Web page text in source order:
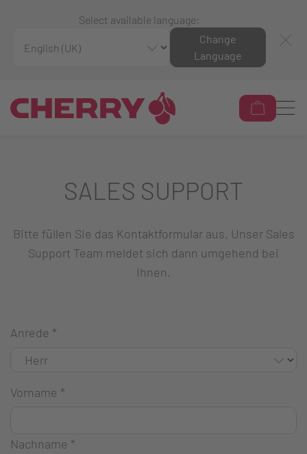
Select available language:
Change
Language
SALES SUPPORT
Bitte füllen Sie das Kontaktformular aus. Unser Sales
Support Team meldet sich dann umgehend bei
Ihnen.
Anrede *
Vorname *
Nachname *